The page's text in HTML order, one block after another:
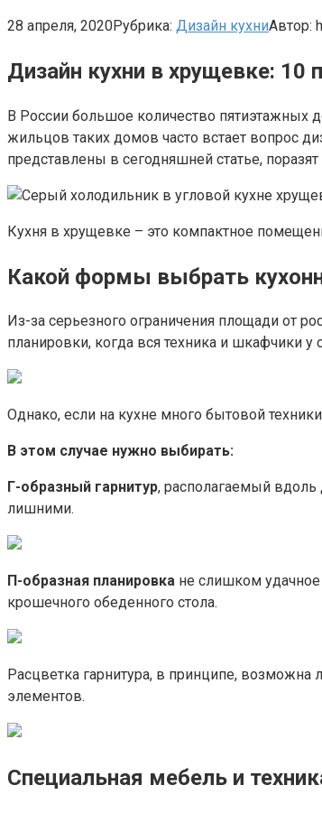
28 апреля, 2020Рубрика: Дизайн кухниАвтор:
Дизайн кухни в хрущевке: 10
В России большое количество пятиэтажных
жильцов таких домов часто встает вопрос
представлены в сегодняшней статье,
Кухня в хрущевке – это компактное
Какой формы выбрать
Из-за серьезного ограничения площади от
планировки, когда вся техника и шкафчики у
Однако, если на кухне много бытовой
В этом случае нужно выбирать:
Г-образный гарнитур, располагаемый
лишними.
П-образная планировка не слишком
крошечного обеденного стола.
Расцветка гарнитура, в принципе,
элементов.
Специальная мебель и